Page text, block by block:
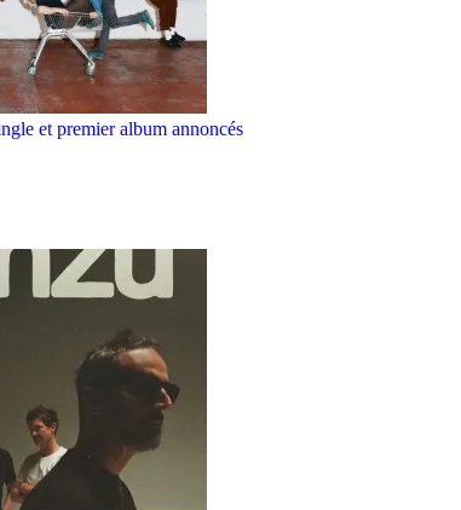
et premier album annoncés